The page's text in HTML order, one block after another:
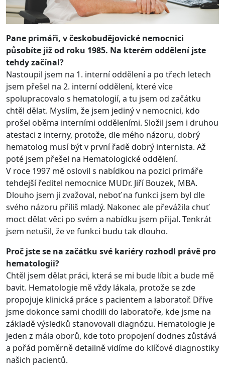
Pane primáři, v českobudějovické nemocnici
působíte již od roku 1985. Na kterém oddělení jste
tehdy začínal?
Nastoupil jsem na 1. interní oddělení a po třech letech
jsem přešel na 2. interní oddělení, které více
spolupracovalo s hematologií, a tu jsem od začátku
chtěl dělat. Myslím, že jsem jediný v nemocnici, kdo
prošel oběma interními odděleními. Složil jsem i druhou
atestaci z interny, protože, dle mého názoru, dobrý
hematolog musí být v první řadě dobrý internista. Až
poté jsem přešel na Hematologické oddělení.
V roce 1997 mě oslovil s nabídkou na pozici primáře
tehdejší ředitel nemocnice MUDr. Jiří Bouzek, MBA.
Dlouho jsem ji zvažoval, neboť na funkci jsem byl dle
svého názoru příliš mladý. Nakonec ale převážila chuť
moct dělat věci po svém a nabídku jsem přijal. Tenkrát
jsem netušil, že ve funkci budu tak dlouho.
Proč jste se na začátku své kariéry rozhodl právě pro
hematologii?
Chtěl jsem dělat práci, která se mi bude líbit a bude mě
bavit. Hematologie mě vždy lákala, protože se zde
propojuje klinická práce s pacientem a laboratoř. Dříve
jsme dokonce sami chodili do laboratoře, kde jsme na
základě výsledků stanovovali diagnózu. Hematologie je
jeden z mála oborů, kde toto propojení dodnes zůstává
a pořád poměrně detailně vidíme do klíčové diagnostiky
našich pacientů.